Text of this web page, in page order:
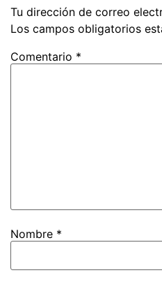
Tu dirección de correo
Los campos obligatorios
Comentario *
Nombre *